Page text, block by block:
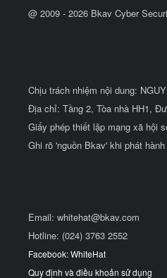
@ 2009 - 2026 Bkav Cyber
Chịu trách nhiệm nội dung:
Địa chỉ: Tầng 2, Tòa nhà HH1,
Giấy phép thiết lập mạng xã hội
Ghi rõ 'nguồn Bkav' khi phát
Email: whitehat@bkav.com
Hotline: (024) 3763 2552
Facebook: WhiteHat
Quy định và điều khoản sử dụng